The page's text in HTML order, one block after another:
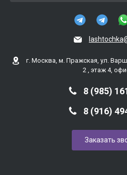
г. Москва, м. Пражская, ул.
2 , этаж 4,
8 (985)
8 (916)
Заказать